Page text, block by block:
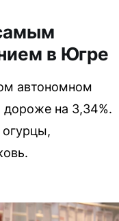
в Югре
автономном
дороже на 3,34%.